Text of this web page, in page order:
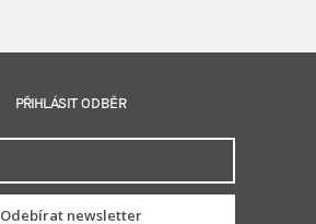
PŘIHLÁSIT ODBĚR
Odebírat newsletter